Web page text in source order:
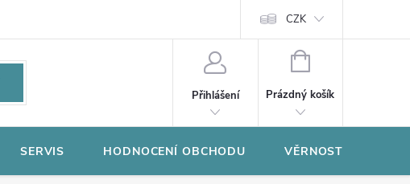
CZK
Přihlášení
NÁKUPNÍ
Prázdný košík
SERVIS HODNOCENÍ OBCHODU VĚRNOSTNÍ